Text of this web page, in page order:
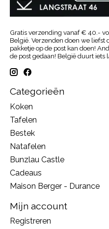
Gratis verzending vanaf € 40.-
België. Verzenden doen we liefst
pakketje op de post kan doen!
de post gedaan! België duurt
Categorieën
Koken
Tafelen
Bestek
Natafelen
Bunzlau Castle
Cadeaus
Maison Berger - Durance
Mijn account
Registreren